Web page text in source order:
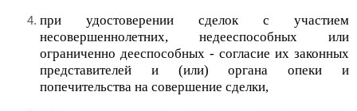
при удостоверении сделок с участием
несовершеннолетних, недееспособных или
ограниченно дееспособных - согласие их законных
представителей и (или) органа опеки и
попечительства на совершение сделки,